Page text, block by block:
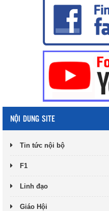
NỘI DUNG SITE
Tin tức nội bộ
F1
Linh đạo
Giáo Hội